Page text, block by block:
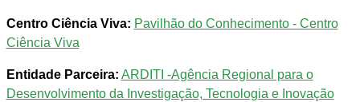
Centro Ciência Viva: Pavilhão do Conhecimento - Centro
Ciência Viva
Entidade Parceira: ARDITI -Agência Regional para o
Desenvolvimento da Investigação, Tecnologia e Inovação